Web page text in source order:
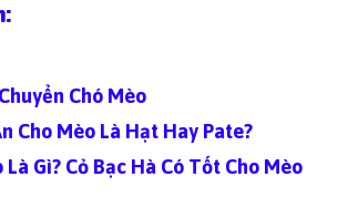
Chó Mèo
Cho Mèo Là Hạt Hay Pate?
Là Gì? Cỏ Bạc Hà Có Tốt Cho Mèo